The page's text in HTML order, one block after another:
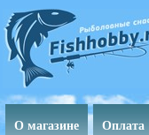
О магазине Оплата